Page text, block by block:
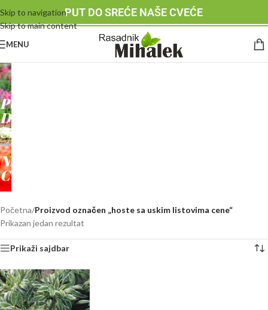
Skip to navigation
Skip to main content
PUT DO SREĆE NAŠE CVEĆE
MENU
RASADNIK
MIHALEK
PUT
DO
SREĆE
-
NAŠE
CVEĆE
Početna/Proizvod označen „hoste sa uskim listovima cene“
Prikazan jedan rezultat
Prikaži sajdbar